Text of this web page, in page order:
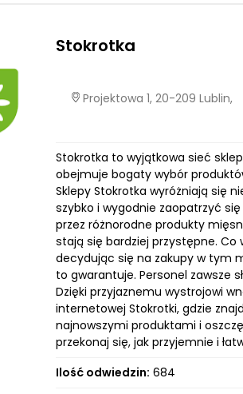
Stokrotka
Projektowa 1, 20-209 Lublin,
Stokrotka to wyjątkowa sieć
obejmuje bogaty wybór
Sklepy Stokrotka wyróżniają się
szybko i wygodnie zaopatrzyć
przez różnorodne produkty
stają się bardziej przystępne.
decydując się na zakupy w tym
to gwarantuje. Personel zawsze
Dzięki przyjaznemu wystrojowi
internetowej Stokrotki, gdzie
najnowszymi produktami i
przekonaj się, jak przyjemnie i
Ilość odwiedzin: 684